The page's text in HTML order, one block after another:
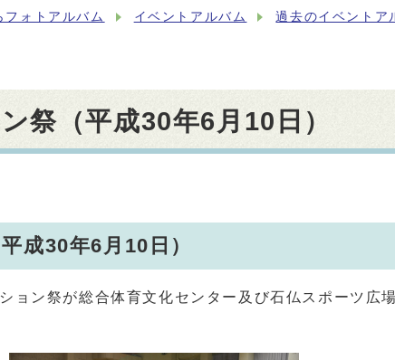
フォトアルバム イベントアルバム 過去のイベントア
祭（平成30年6月10日）
成30年6月10日）
ョン祭が総合体育文化センター及び石仏スポーツ広